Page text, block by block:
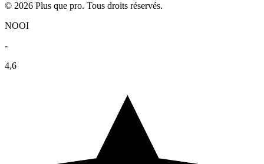
© 2026 Plus que pro. Tous droits réservés.
NOOI
-
4,6